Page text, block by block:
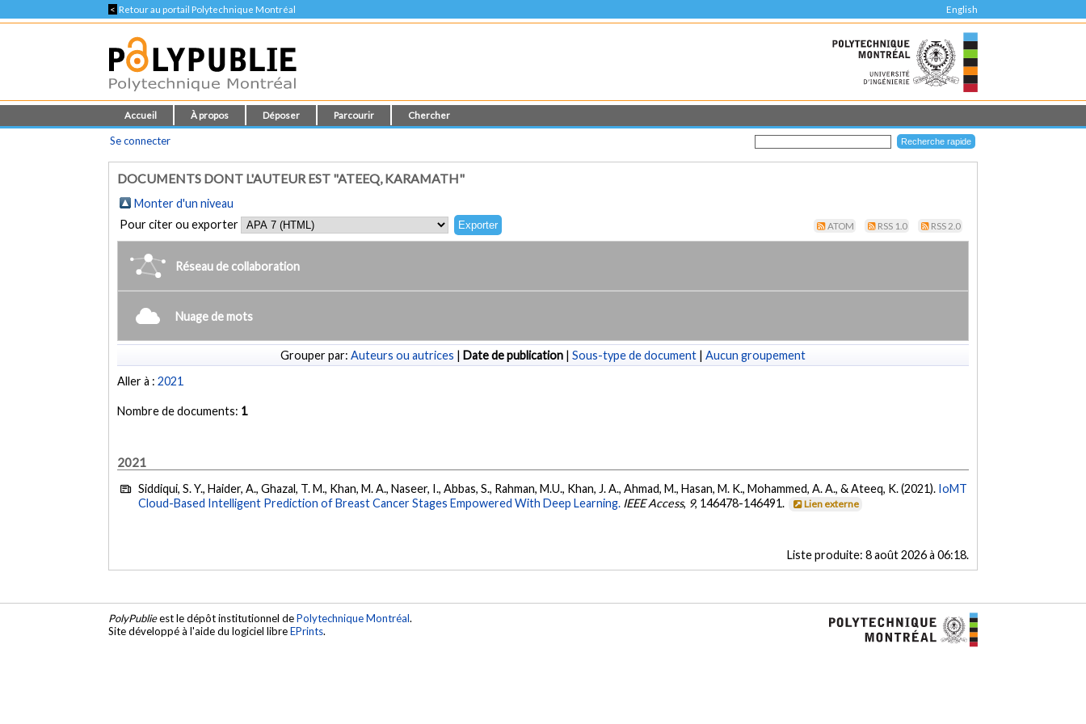
< Retour au portail Polytechnique Montréal English
Accueil À propos Déposer Parcourir Chercher
Se connecter
DOCUMENTS DONT L'AUTEUR EST "ATEEQ, KARAMATH"
Monter d'un niveau
Pour citer ou exporter
ATOM RSS 1.0 RSS 2.0
Réseau de collaboration
Nuage de mots
Grouper par: Auteurs ou autrices | Date de publication | Sous-type de document | Aucun groupement
Aller à :2021
Nombre de documents: 1
2021
Siddiqui, S. Y., Haider, A., Ghazal, T. M., Khan, M. A., Naseer, I., Abbas, S., Rahman, M.U., Khan, J. A., Ahmad, M., Hasan, M. K., Mohammed, A. A., & Ateeq, K. (2021). IoMT
Cloud-Based Intelligent Prediction of Breast Cancer Stages Empowered With Deep Learning. IEEE Access, 9, 146478-146491. Lien externe
Liste produite: 8 août 2026 à 06:18.
PolyPublieest le dépôt institutionnel dePolytechnique Montréal.
Site développé à l'aide du logiciel libreEPrints.